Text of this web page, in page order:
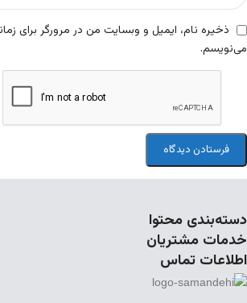
ذخیره نام، ایمیل و وبسایت من در مرورگر برای
می‌نویسم.
دسته‌بندی محتوا
خدمات مشتریان
اطلاعات تماس